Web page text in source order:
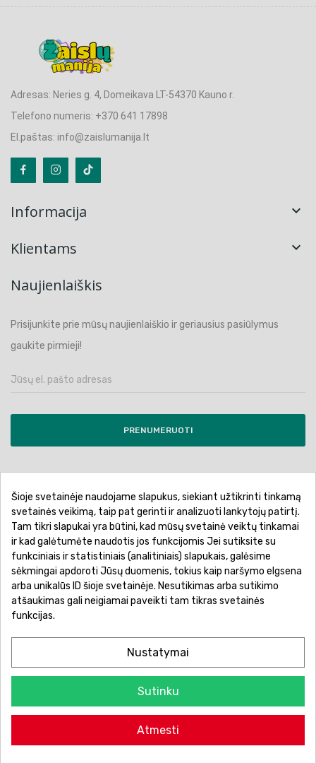
Adresas: Neries g. 4, Domeikava LT-54370 Kauno r.
Telefono numeris: +370 641 17898
El.paštas: info@zaislumanija.lt
Informacija 
Klientams 
Naujienlaiškis
Prisijunkite prie mūsų naujienlaiškio ir geriausius pasiūlymus
gaukite pirmieji!
PRENUMERUOTI
Pirkimo sąlygos ir taisyklės
Privatumo politika
Garantinis aptarnavimas
Prekių pristatymas
Prekių grąžinimas
Atsiskaitymo būdai
Šioje svetainėje naudojame slapukus, siekiant užtikrinti tinkamą
svetainės veikimą, taip pat gerinti ir analizuoti lankytojų patirtį.
Tam tikri slapukai yra būtini, kad mūsų svetainė veiktų tinkamai
ir kad galėtumėte naudotis jos funkcijomis Jei sutiksite su
funkciniais ir statistiniais (analitiniais) slapukais, galėsime
sėkmingai apdoroti Jūsų duomenis, tokius kaip naršymo elgsena
arba unikalūs ID šioje svetainėje. Nesutikimas arba sutikimo
atšaukimas gali neigiamai paveikti tam tikras svetainės
funkcijas.
Nustatymai
Sutinku
Atmesti